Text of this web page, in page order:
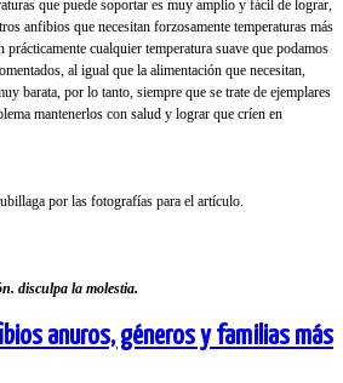
que puede soportar es muy amplio y fácil de lograr,
anfibios que necesitan forzosamente temperaturas más
prácticamente cualquier temperatura suave que podamos
al igual que la alimentación que necesitan,
barata, por lo tanto, siempre que se trate de ejemplares
mantenerlos con salud y lograr que críen en
por las fotografías para el artículo.
disculpa la molestia.
anuros, géneros y familias más